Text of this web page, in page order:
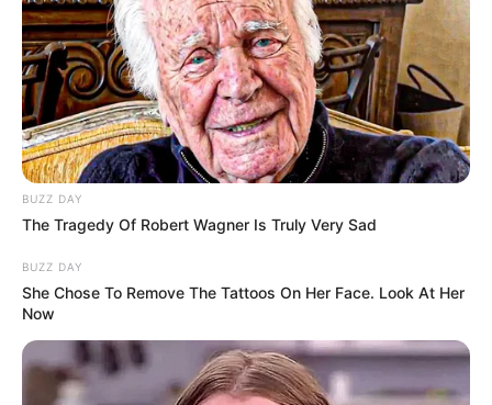
ดวงเดือนกุมภาพันธ์
BUZZ DAY
The Tragedy Of Robert Wagner Is Truly Very Sad
BUZZ DAY
She Chose To Remove The Tattoos On Her Face. Look At Her
Now